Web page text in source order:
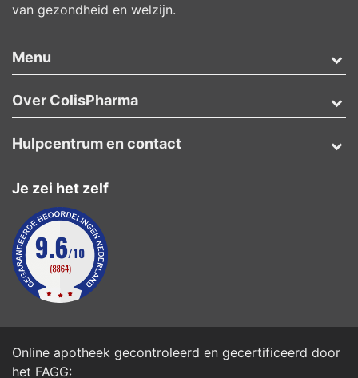
van gezondheid en welzijn.
Menu
Over ColisPharma
Je zei het zelf
Hulpcentrum en contact
Online apotheek gecontroleerd en gecertificeerd door
het FAGG: